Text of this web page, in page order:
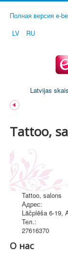
Полная версия e-
LV
RU
Latvijas
Tattoo,
Tattoo, salons
Адрес:
Lāčplēša 6-19,
Тел.:
27616370
О нас